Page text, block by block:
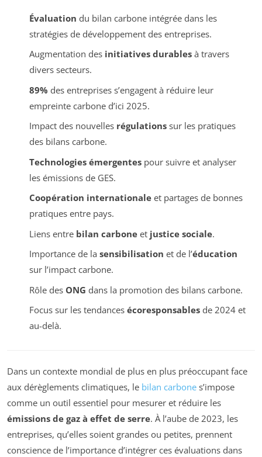
Évaluation du bilan carbone intégrée dans les
stratégies de développement des entreprises.
Augmentation des initiatives durablesà travers
divers secteurs.
89% des entreprises s’engagent à réduire leur
empreinte carbone d’ici 2025.
Impact des nouvelles régulationssur les pratiques
des bilans carbone.
Technologies émergentespour suivre et analyser
les émissions de GES.
Coopération internationaleet partages de bonnes
pratiques entre pays.
Liens entre bilan carboneet justice sociale.
Importance de la sensibilisation et de l’éducation
sur l’impact carbone.
Rôle des ONG dans la promotion des bilans carbone.
Focus sur les tendances écoresponsablesde 2024 et
au-delà.
Dans un contexte mondial de plus en plus préoccupant face
aux dérèglements climatiques, le bilan carbone s’impose
comme un outil essentiel pour mesurer et réduire les
émissions de gaz à effet de serre. À l’aube de 2023, les
entreprises, qu’elles soient grandes ou petites, prennent
conscience de l’importance d’intégrer ces évaluations dans